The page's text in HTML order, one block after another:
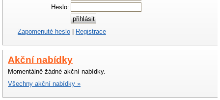
Heslo:
Zapomenuté heslo Registrace
Akční nabídky
Momentálně žádné akční nabídky.
Všechny akční nabídky »